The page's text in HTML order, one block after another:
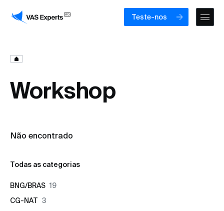
Teste-nos
Workshop
Não encontrado
Todas as categorias
BNG/BRAS 19
CG-NAT 3